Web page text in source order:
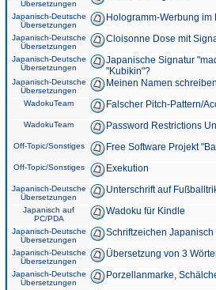
Übersetzungen
Japanisch-Deutsche
Übersetzungen
Hologramm-Werbung
Japanisch-Deutsche
Übersetzungen
Cloisonne Dose mit
Japanisch-Deutsche
Übersetzungen
Japanische Signatur
"Kubikin"?
Japanisch-Deutsche
Übersetzungen
Meinen Namen schreiben
WadokuTeam Falscher Pitch-Pattern/
WadokuTeam Password Restrictions
Off-Topic/Sonstiges Free Software Projekt
Off-Topic/Sonstiges Exekution
Japanisch-Deutsche
Übersetzungen
Unterschrift auf
Japanisch auf
PC/PDA
Wadoku für Kindle
Japanisch-Deutsche
Übersetzungen
Schriftzeichen
Japanisch-Deutsche
Übersetzungen
Übersetzung von 3
Japanisch-Deutsche
Übersetzungen
Porzellanmarke,